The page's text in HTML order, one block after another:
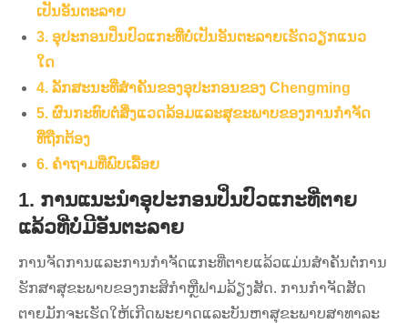
ເປັນອັນຕະລາຍ
3. ອຸປະກອນປິ່ນປົວແກະທີ່ບໍ່ເປັນອັນຕະລາຍເຮັດວຽກແນວ
ໃດ
4. ລັກສະນະທີ່ສໍາຄັນຂອງອຸປະກອນຂອງ Chengming
5. ຜົນກະທົບຕໍ່ສິ່ງແວດລ້ອມແລະສຸຂະພາບຂອງການກໍາຈັດ
ທີ່ຖືກຕ້ອງ
6. ຄໍາຖາມທີ່ພົບເລື້ອຍ
1. ການແນະນຳອຸປະກອນປິ່ນປົວແກະທີ່ຕາຍ
ແລ້ວທີ່ບໍ່ມີອັນຕະລາຍ
ການຈັດການແລະການກໍາຈັດແກະທີ່ຕາຍແລ້ວແມ່ນສໍາຄັນຕໍ່ການ
ຮັກສາສຸຂະພາບຂອງກະສິກໍາຫຼືຟາມລ້ຽງສັດ. ການກໍາຈັດສັດ
ຕາຍມັກຈະເຮັດໃຫ້ເກີດພະຍາດແລະບັນຫາສຸຂະພາບສາທາລະ